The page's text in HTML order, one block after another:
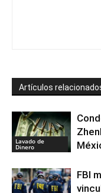
Artículos
Lavado de
Dinero
FBI